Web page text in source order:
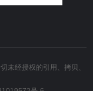
未经授权的引用、拷贝、